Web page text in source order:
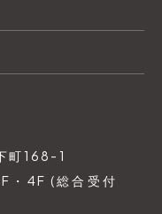
町168-1
・4F (総合受付